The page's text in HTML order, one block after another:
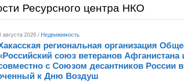
Ресурсного центра НКО
августа 2026 / Недвижимость
региональная организация
союз ветеранов
с Союзом десантников России
к Дню Воздуш